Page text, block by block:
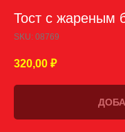
Тост с жареным
SKU: 08769
320,00 ₽